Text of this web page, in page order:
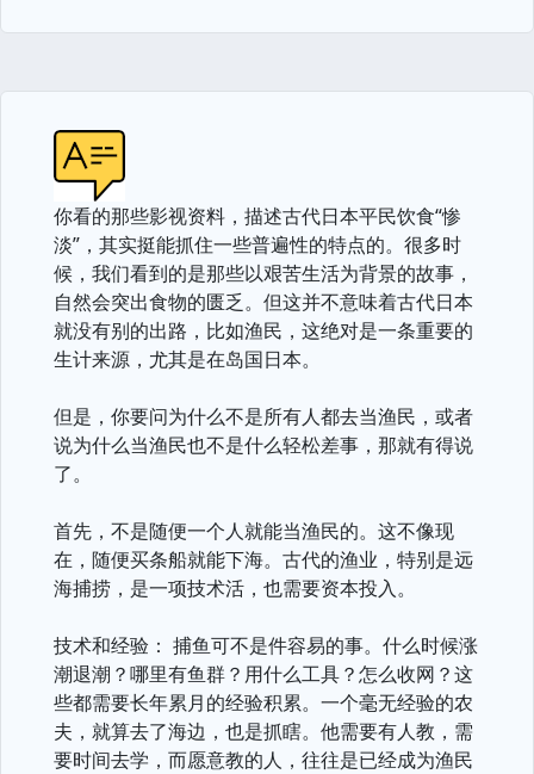
你看的那些影视资料，描述古代日本平民饮食“惨
淡”，其实挺能抓住一些普遍性的特点的。很多时
候，我们看到的是那些以艰苦生活为背景的故事，
自然会突出食物的匮乏。但这并不意味着古代日本
就没有别的出路，比如渔民，这绝对是一条重要的
生计来源，尤其是在岛国日本。
但是，你要问为什么不是所有人都去当渔民，或者
说为什么当渔民也不是什么轻松差事，那就有得说
了。
首先，不是随便一个人就能当渔民的。这不像现
在，随便买条船就能下海。古代的渔业，特别是远
海捕捞，是一项技术活，也需要资本投入。
技术和经验： 捕鱼可不是件容易的事。什么时候涨
潮退潮？哪里有鱼群？用什么工具？怎么收网？这
些都需要长年累月的经验积累。一个毫无经验的农
夫，就算去了海边，也是抓瞎。他需要有人教，需
要时间去学，而愿意教的人，往往是已经成为渔民